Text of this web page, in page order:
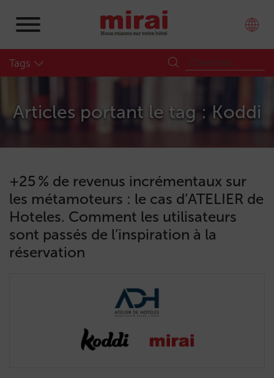
Tags
Articles portant le tag : Koddi
+25 % de revenus incrémentaux sur
les métamoteurs : le cas d’ATELIER de
Hoteles. Comment les utilisateurs
sont passés de l’inspiration à la
réservation